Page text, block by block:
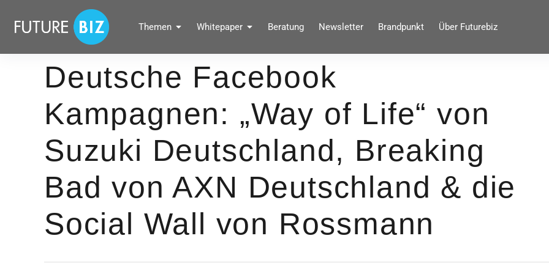
überspringen
FUTUREBIZ
Social Media Marketing Blog für Unternehmen by BRANDPUNKT
Themen Whitepaper Beratung Newsletter Brandpunkt Über Futurebiz
Deutsche Facebook
Kampagnen: „Way of Life“ von
Suzuki Deutschland, Breaking
Bad von AXN Deutschland & die
Social Wall von Rossmann